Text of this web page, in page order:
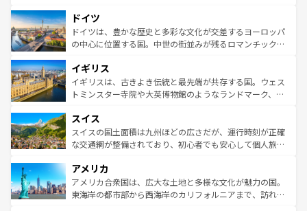
せる。地方によって風土や気候が異なるスペインはその個
性で訪れる人を魅了する。 なお、新着のスペイン情報は コ
ンテンツ一覧を参照してほしい。
で、幅広い魅力が詰まっている。華麗な宮殿、歴史的な大
聖堂、美しいビーチ、そして豊かな自然が、訪れる者を心
から魅了する。また、フランスは美食の国としても知ら
いる。シャンパンの発祥地であるランス、プロヴァンスの
香り高いラベンダー畑など、多彩な楽しみ方が可能だ。さ
らに、パリ以外の地域にも魅力が溢れており、どの街角に
れる地方に足を運ぶとそれぞれで全く異なる文化を体験で
きるだろう。 なお、新着のフランス情報はコンテンツ一覧
を参照してほしい。
ドイツ
ドイツは、豊かな歴史と多彩な文化が交差するヨーロッパ
の中心に位置する国。中世の街並みが残るロマンチック街
顔を持つこの国は、どこを歩いても飽きることがない。ベ
ルリンの文化的活気、バイエルン州のアルプスの絶景、そ
してライン川沿いのワイン畑といった風景は必見。ビール
は、お酒好きな人にはぜひ体験してほしい。 なお、新着の
ドイツ情報はコンテンツ一覧を参照してほしい。
イギリス
イギリスは、古きよき伝統と最先端が共存する国。ウェス
トミンスター寺院や大英博物館のようなランドマーク、歴
リアごとに異なる魅力がある。また、優雅なアフタヌーン
ティー、ビール好きにはたまらない英国パブ、サッカー観
戦など、本場だからこそできる体験も豊富。イギリスを旅
ンツ一覧を参照してほしい。
スイス
スイスの国土面積は九州ほどの広さだが、運行時刻が正確
な交通網が整備されており、初心者でも安心して個人旅行
の建物がそのまま残る町や、スイスならではのユニークな
博物館もあり、アルプス観光だけでなく町歩きも満喫する
ことができる。国民の所得が高いため物価も高いが、旅行
アメリカ
アメリカ合衆国は、広大な土地と多様な文化が魅力の国。
東海岸の都市部から西海岸のカリフォルニアまで、訪れる